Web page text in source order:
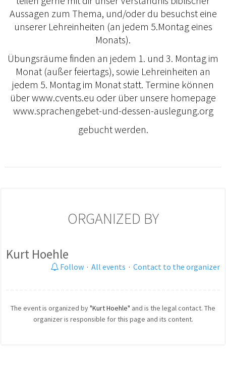
Aussagen zum Thema, und/oder du besuchst eine
unserer Lehreinheiten (an jedem 5.Montag eines
Monats).
Übungsräume finden an jedem 1. und 3. Montag im
Monat (außer feiertags), sowie Lehreinheiten an
jedem 5. Montag im Monat statt. Termine können
über www.cvents.eu oder über unsere homepage
www.sprachengebet-und-dessen-auslegung.org
gebucht werden.
ORGANIZED BY
Kurt Hoehle
Follow · All events · Contact to the organizer
The event is organized by"Kurt Hoehle" and is the legal contact. The
organizer is responsible for this page and its content.